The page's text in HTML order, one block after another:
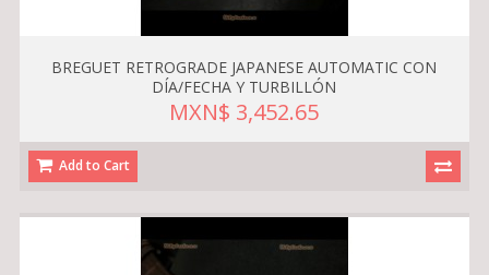
BREGUET RETROGRADE JAPANESE AUTOMATIC CON
DÍA/FECHA Y TURBILLÓN
MXN$ 3,452.65
Add to Cart